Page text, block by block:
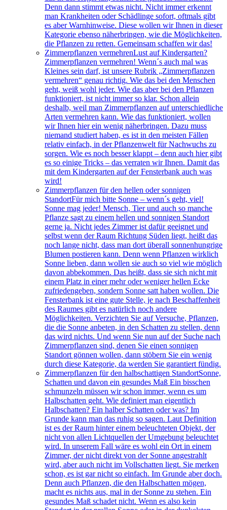
Denn dann stimmt etwas nicht. Nicht immer erkennt
man Krankheiten oder Schädlinge sofort, oftmals gibt
es aber Warnhinweise. Diese wollen wir Ihnen in dieser
Kategorie ebenso näherbringen, wie die Möglichkeiten,
die Pflanzen zu retten. Gemeinsam schaffen wir das!
Zimmerpflanzen vermehrenLust auf Kindergarten?
Zimmerpflanzen vermehren! Wenn´s auch mal was
Kleines sein darf, ist unsere Rubrik „Zimmerpflanzen
vermehren“ genau richtig. Wie das bei den Menschen
geht, weiß wohl jeder. Wie das aber bei den Pflanzen
funktioniert, ist nicht immer so klar. Schon allein
deshalb, weil man Zimmerpflanzen auf unterschiedliche
Arten vermehren kann. Wie das funktioniert, wollen
wir Ihnen hier ein wenig näherbringen. Dazu muss
niemand studiert haben, es ist in den meisten Fällen
relativ einfach, in der Pflanzenwelt für Nachwuchs zu
sorgen. Wie es noch besser klappt – denn auch hier gibt
es so einige Tricks – das verraten wir Ihnen. Damit das
mit dem Kindergarten auf der Fensterbank auch was
wird!
Zimmerpflanzen für den hellen oder sonnigen
StandortFür mich bitte Sonne – wenn´s geht, viel!
Sonne mag jeder! Mensch, Tier und auch so manche
Pflanze sagt zu einem hellen und sonnigen Standort
gerne ja. Nicht jedes Zimmer ist dafür geeignet und
selbst wenn der Raum Richtung Süden liegt, heißt das
noch lange nicht, dass man dort überall sonnenhungrige
Blumen postieren kann. Denn wenn Pflanzen wirklich
Sonne lieben, dann wollen sie auch so viel wie möglich
davon abbekommen. Das heißt, dass sie sich nicht mit
einem Platz in einer mehr oder weniger hellen Ecke
zufriedengeben, sondern Sonne satt haben wollen. Die
Fensterbank ist eine gute Stelle, je nach Beschaffenheit
des Raumes gibt es natürlich noch andere
Möglichkeiten. Verzichten Sie auf Versuche, Pflanzen,
die die Sonne anbeten, in den Schatten zu stellen, denn
das wird nichts. Und wenn Sie nun auf der Suche nach
Zimmerpflanzen sind, denen Sie einen sonnigen
Standort gönnen wollen, dann stöbern Sie ein wenig
durch diese Kategorie, da werden Sie garantiert fündig.
Zimmerpflanzen für den halbschattigen StandortSonne,
Schatten und davon ein gesundes Maß Ein bisschen
schmunzeln müssen wir schon immer, wenn es um
Halbschatten geht. Wie definiert man eigentlich
Halbschatten? Ein halber Schatten oder was? Im
Grunde kann man das ruhig so sagen. Laut Definition
ist es der Raum hinter einem beleuchteten Objekt, der
nicht von allen Lichtquellen der Umgebung beleuchtet
wird. In unserem Fall wäre es wohl ein Ort in einem
Zimmer, der nicht direkt von der Sonne angestrahlt
wird, aber auch nicht im Vollschatten liegt. Sie merken
schon, es ist gar nicht so einfach. Im Grunde aber doch.
Denn auch Pflanzen, die den Halbschatten mögen,
macht es nichts aus, mal in der Sonne zu stehen. Ein
gesundes Maß schadet nicht. Wenn es also kein